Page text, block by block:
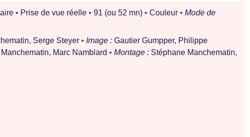
• Prise de vue réelle • 91 (ou 52 mn) • Couleur • Mode de
Serge Steyer • Image : Gautier Gumpper, Philippe
Marc Namblard • Montage : Stéphane Manchematin,